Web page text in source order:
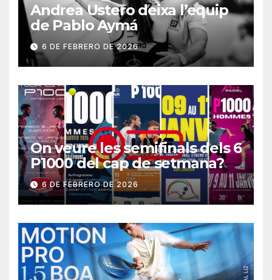
Andrea Ustero deixa l’equip
de Pablo Aymá
6 DE FEBRERO DE 2026
On veure les semifinals dels 6
P1000 del cap de setmana?
6 DE FEBRERO DE 2026